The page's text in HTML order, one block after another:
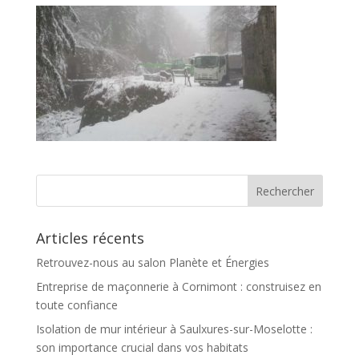
Articles récents
Retrouvez-nous au salon Planète et Énergies
Entreprise de maçonnerie à Cornimont : construisez en
toute confiance
Isolation de mur intérieur à Saulxures-sur-Moselotte :
son importance crucial dans vos habitats